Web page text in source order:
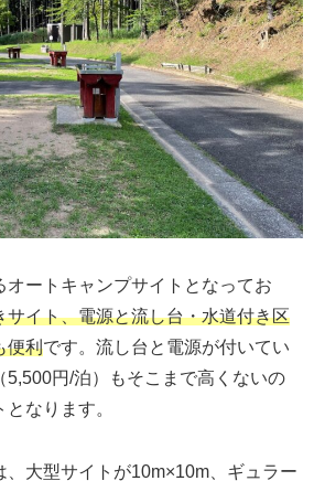
オートキャンプサイトとなってお
サイト、電源と流し台・水道付き区
便利です。流し台と電源が付いてい
5,500円/泊）もそこまで高くないの
なります。
、大型サイトが10m×10m、ギュラー